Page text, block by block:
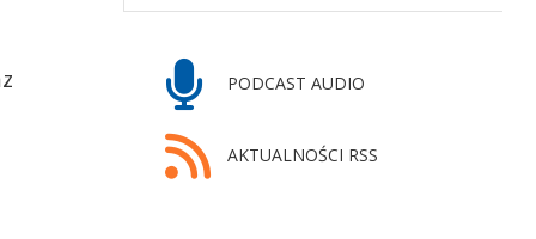
PODCAST AUDIO
AKTUALNOŚCI RSS